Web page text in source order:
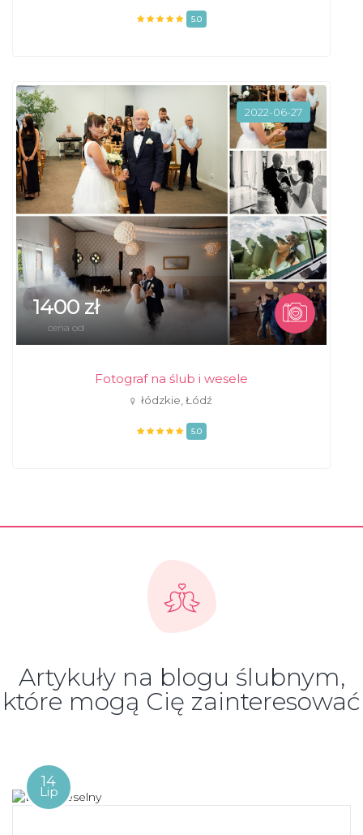
5.0
2022-06-27
1400 zł
cena od
Fotograf na ślub i wesele
łódzkie, Łódź
5.0
Artykuły na blogu ślubnym,
które mogą Cię zainteresować
14
Lip